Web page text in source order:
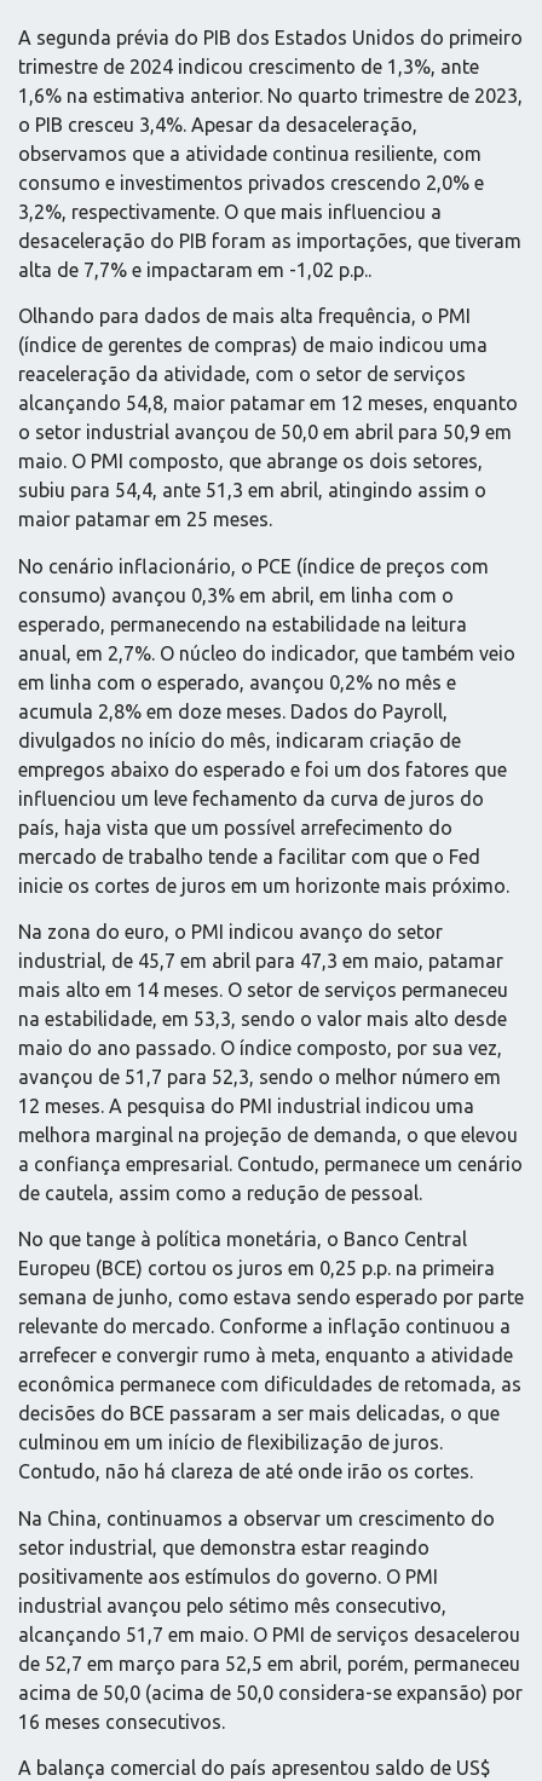
A segunda prévia do PIB dos Estados Unidos do primeiro
trimestre de 2024 indicou crescimento de 1,3%, ante
1,6% na estimativa anterior. No quarto trimestre de 2023,
o PIB cresceu 3,4%. Apesar da desaceleração,
observamos que a atividade continua resiliente, com
consumo e investimentos privados crescendo 2,0% e
3,2%, respectivamente. O que mais influenciou a
desaceleração do PIB foram as importações, que tiveram
alta de 7,7% e impactaram em -1,02 p.p..
Olhando para dados de mais alta frequência, o PMI
(índice de gerentes de compras) de maio indicou uma
reaceleração da atividade, com o setor de serviços
alcançando 54,8, maior patamar em 12 meses, enquanto
o setor industrial avançou de 50,0 em abril para 50,9 em
maio. O PMI composto, que abrange os dois setores,
subiu para 54,4, ante 51,3 em abril, atingindo assim o
maior patamar em 25 meses.
No cenário inflacionário, o PCE (índice de preços com
consumo) avançou 0,3% em abril, em linha com o
esperado, permanecendo na estabilidade na leitura
anual, em 2,7%. O núcleo do indicador, que também veio
em linha com o esperado, avançou 0,2% no mês e
acumula 2,8% em doze meses. Dados do Payroll,
divulgados no início do mês, indicaram criação de
empregos abaixo do esperado e foi um dos fatores que
influenciou um leve fechamento da curva de juros do
país, haja vista que um possível arrefecimento do
mercado de trabalho tende a facilitar com que o Fed
inicie os cortes de juros em um horizonte mais próximo.
Na zona do euro, o PMI indicou avanço do setor
industrial, de 45,7 em abril para 47,3 em maio, patamar
mais alto em 14 meses. O setor de serviços permaneceu
na estabilidade, em 53,3, sendo o valor mais alto desde
maio do ano passado. O índice composto, por sua vez,
avançou de 51,7 para 52,3, sendo o melhor número em
12 meses. A pesquisa do PMI industrial indicou uma
melhora marginal na projeção de demanda, o que elevou
a confiança empresarial. Contudo, permanece um cenário
de cautela, assim como a redução de pessoal.
No que tange à política monetária, o Banco Central
Europeu (BCE) cortou os juros em 0,25 p.p. na primeira
semana de junho, como estava sendo esperado por parte
relevante do mercado. Conforme a inflação continuou a
arrefecer e convergir rumo à meta, enquanto a atividade
econômica permanece com dificuldades de retomada, as
decisões do BCE passaram a ser mais delicadas, o que
culminou em um início de flexibilização de juros.
Contudo, não há clareza de até onde irão os cortes.
Na China, continuamos a observar um crescimento do
setor industrial, que demonstra estar reagindo
positivamente aos estímulos do governo. O PMI
industrial avançou pelo sétimo mês consecutivo,
alcançando 51,7 em maio. O PMI de serviços desacelerou
de 52,7 em março para 52,5 em abril, porém, permaneceu
acima de 50,0 (acima de 50,0 considera-se expansão) por
16 meses consecutivos.
A balança comercial do país apresentou saldo de US$